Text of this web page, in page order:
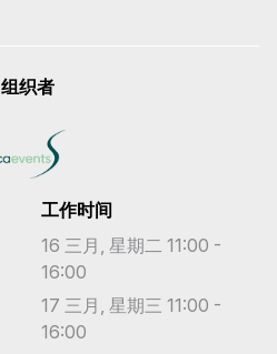
组织者
工作时间
16 三月, 星期二 11:00 -
16:00
17 三月, 星期三 11:00 -
16:00